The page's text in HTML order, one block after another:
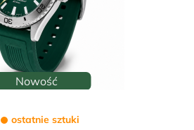
Nowość
ostatnie sztuki